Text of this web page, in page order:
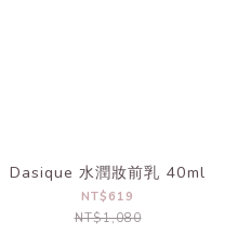
Dasique 水潤妝前乳 40ml
NT$619
NT$1,080